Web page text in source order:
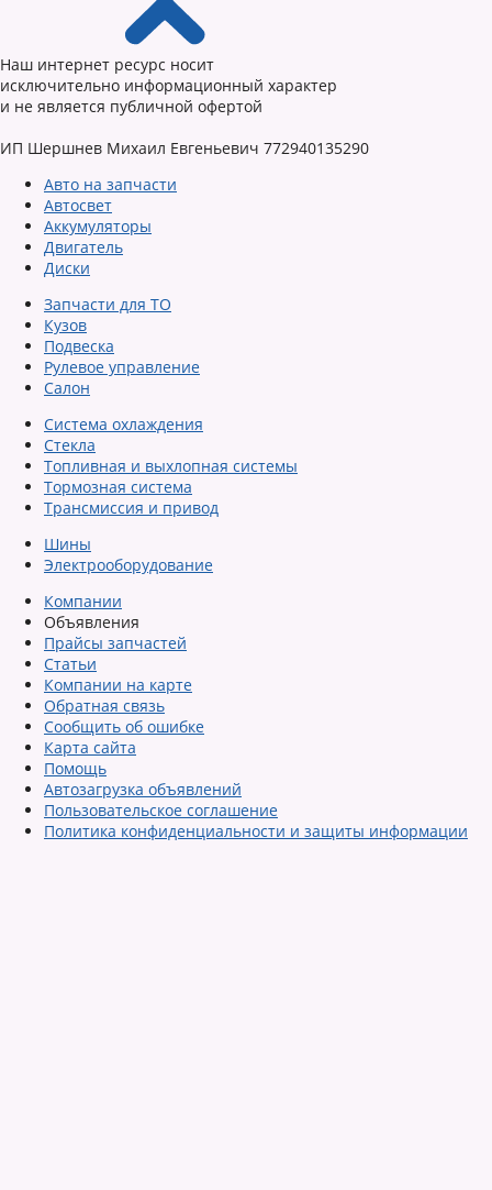
Наш интернет ресурс носит
исключительно информационный характер
и не является публичной офертой
ИП Шершнев Михаил Евгеньевич 772940135290
Авто на запчасти
Автосвет
Аккумуляторы
Двигатель
Диски
Запчасти для ТО
Кузов
Подвеска
Рулевое управление
Салон
Система охлаждения
Стекла
Топливная и выхлопная системы
Тормозная система
Трансмиссия и привод
Шины
Электрооборудование
Компании
Объявления
Прайсы запчастей
Статьи
Компании на карте
Обратная связь
Сообщить об ошибке
Карта сайта
Помощь
Автозагрузка объявлений
Пользовательское соглашение
Политика конфиденциальности и защиты информации